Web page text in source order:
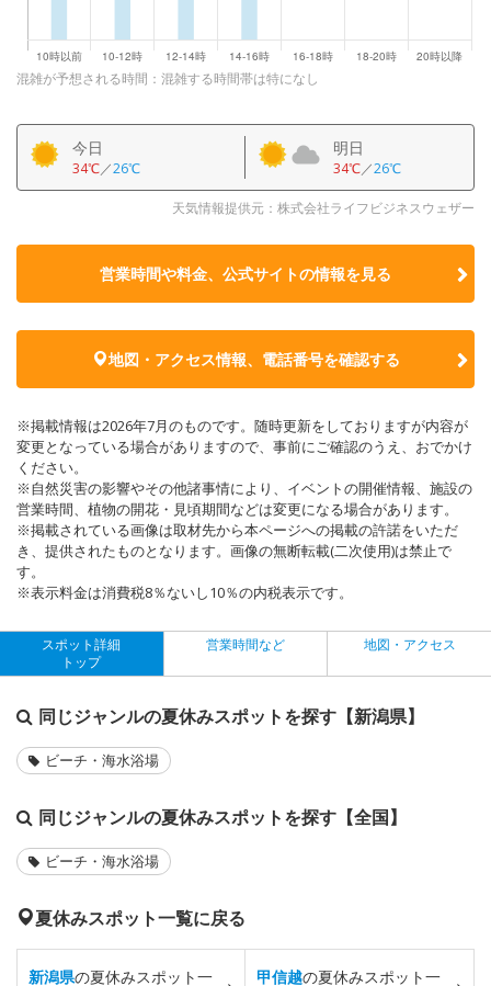
混雑が予想される時間：混雑する時間帯は特になし
今日
34℃／26℃
明日
34℃／26℃
天気情報提供元：株式会社ライフビジネスウェザー
営業時間や料金、公式サイトの情報を見る
地図・アクセス情報、電話番号を確認する
※掲載情報は2026年7月のものです。随時更新をしておりますが内容が
変更となっている場合がありますので、事前にご確認のうえ、おでかけ
ください。
※自然災害の影響やその他諸事情により、イベントの開催情報、施設の
営業時間、植物の開花・見頃期間などは変更になる場合があります。
※掲載されている画像は取材先から本ページへの掲載の許諾をいただ
き、提供されたものとなります。画像の無断転載(二次使用)は禁止で
す。
※表示料金は消費税8％ないし10％の内税表示です。
スポット詳細
トップ
営業時間など 地図・アクセス
同じジャンルの夏休みスポットを探す【新潟県】
ビーチ・海水浴場
同じジャンルの夏休みスポットを探す【全国】
ビーチ・海水浴場
夏休みスポット一覧に戻る
新潟県の夏休みスポット一
甲信越の夏休みスポット一